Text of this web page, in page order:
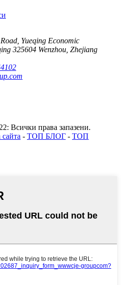
Yueqing Economic
325604 Wenzhou, Zhejiang
Всички права запазени.
- ТОП БЛОГ - ТОП